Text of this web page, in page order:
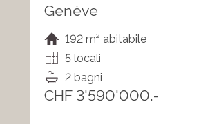
Genève
192 m² abitabile
5 locali
2 bagni
CHF 3'590'000.-